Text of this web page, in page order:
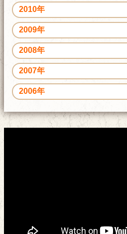
2010年
2009年
2008年
2007年
2006年